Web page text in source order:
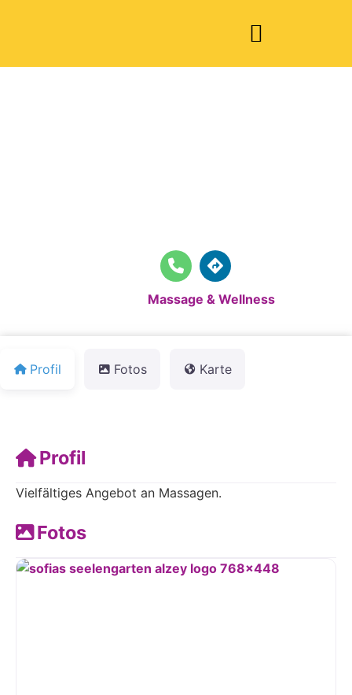
Massage & Wellness
Profil Fotos Karte
Profil
Vielfältiges Angebot an Massagen.
Fotos